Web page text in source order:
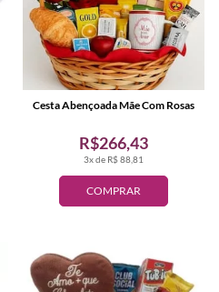
COMPRAR
3x de R$ 88,81
R$266,43
Cesta Abençoada Mãe Com Rosas